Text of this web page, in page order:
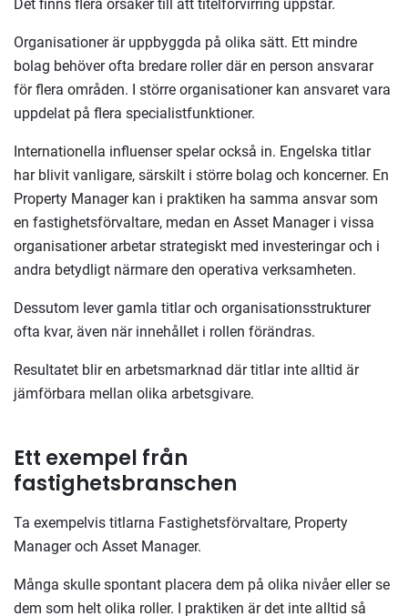
Det finns flera orsaker till att titelförvirring uppstår.
Organisationer är uppbyggda på olika sätt. Ett mindre
bolag behöver ofta bredare roller där en person ansvarar
för flera områden. I större organisationer kan ansvaret vara
uppdelat på flera specialistfunktioner.
Internationella influenser spelar också in. Engelska titlar
har blivit vanligare, särskilt i större bolag och koncerner. En
Property Manager kan i praktiken ha samma ansvar som
en fastighetsförvaltare, medan en Asset Manager i vissa
organisationer arbetar strategiskt med investeringar och i
andra betydligt närmare den operativa verksamheten.
Dessutom lever gamla titlar och organisationsstrukturer
ofta kvar, även när innehållet i rollen förändras.
Resultatet blir en arbetsmarknad där titlar inte alltid är
jämförbara mellan olika arbetsgivare.
Ett exempel från
fastighetsbranschen
Ta exempelvis titlarna Fastighetsförvaltare, Property
Manager och Asset Manager.
Många skulle spontant placera dem på olika nivåer eller se
dem som helt olika roller. I praktiken är det inte alltid så